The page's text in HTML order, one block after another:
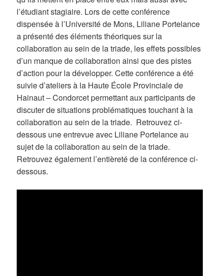
l’étudiant stagiaire. Lors de cette conférence
dispensée à l’Université de Mons, Liliane Portelance
a présenté des éléments théoriques sur la
collaboration au sein de la triade, les effets possibles
d’un manque de collaboration ainsi que des pistes
d’action pour la développer. Cette conférence a été
suivie d’ateliers à la Haute École Provinciale de
Hainaut – Condorcet permettant aux participants de
discuter de situations problématiques touchant à la
collaboration au sein de la triade. Retrouvez ci-
dessous une entrevue avec Liliane Portelance au
sujet de la collaboration au sein de la triade.
Retrouvez également l’entièreté de la conférence ci-
dessous.